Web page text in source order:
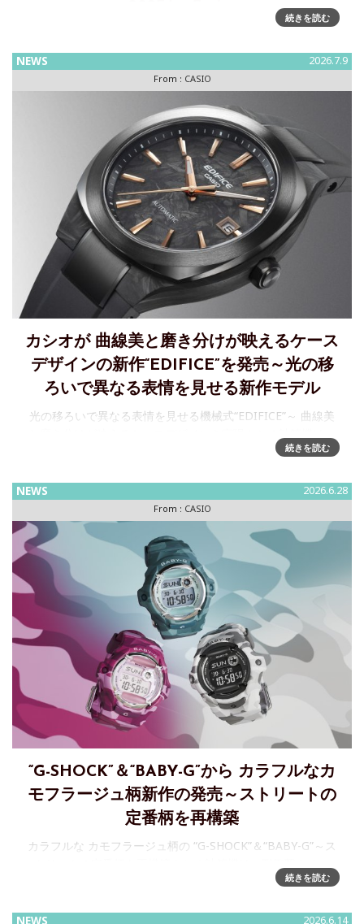
PLUS”から、Y2Kテイストのレトロポップなスケルトンモデル
『BGD-10KG』Seriesの登場カシオ計算機は、女性向け耐衝
撃ウオッチ&ldq
続きを読む
NEWS 2026.7.9
From : CASIO
カシオが 曲線美と磨き分けが映えるケース
デザインの新作“EDIFICE”を発売～光の移
ろいで異なる表情を見せる新作モデル
光の移ろいで異なる表情を見せる機械式“EDIFICE”～ 曲線美
「Speed and Intelligence」をコンセプトとした腕時計“EDI
続きを読む
NEWS 2026.6.28
From : CASIO
“G-SHOCK”＆“BABY-G”から カラフルなカ
モフラージュ柄新作の発売～ストリートの
定番柄を再構築
カラフルな カモフラージュ柄の “G-SHOCK”＆“BABY-G”～ス
続きを読む
NEWS 2026.6.14